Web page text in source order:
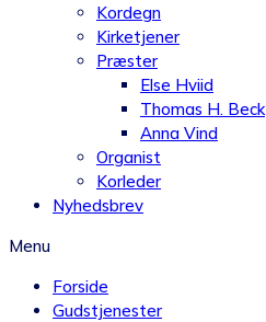
Kordegn
Kirketjener
Præster
Else Hviid
Thomas H. Beck
Anna Vind
Organist
Korleder
Nyhedsbrev
Menu
Forside
Gudstjenester